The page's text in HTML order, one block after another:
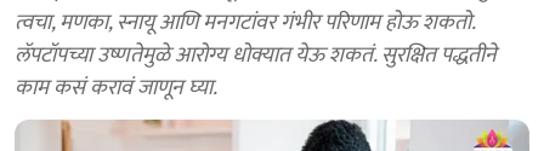
त्वचा, मणका, स्नायू आणि मनगटांवर गंभीर परिणाम होऊ शकतो.
लॅपटॉपच्या उष्णतेमुळे आरोग्य धोक्यात येऊ शकतं. सुरक्षित पद्धतीने
काम कसं करावं जाणून घ्या.